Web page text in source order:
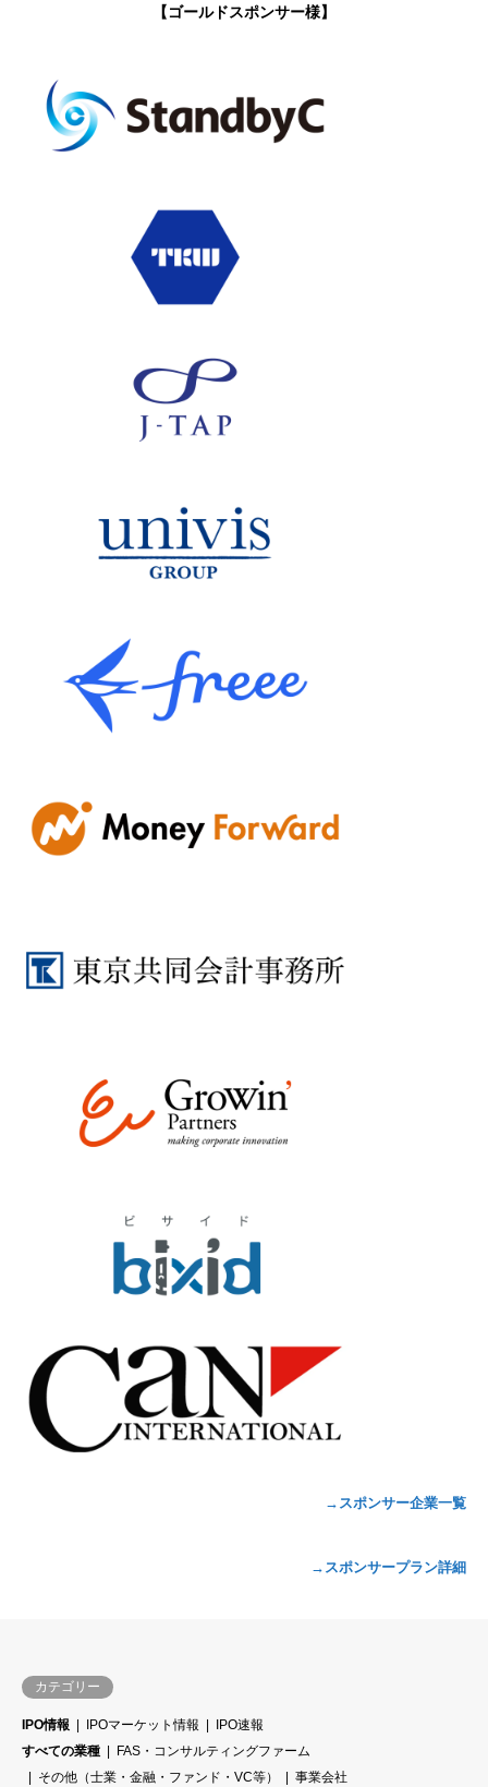
【ゴールドスポンサー様】
→スポンサー企業一覧
→スポンサープラン詳細
カテゴリー
IPO情報 IPOマーケット情報
IPO速報
すべての業種
FAS・コンサルティングファーム
その他（士業・金融・ファンド・VC等）
事業会社